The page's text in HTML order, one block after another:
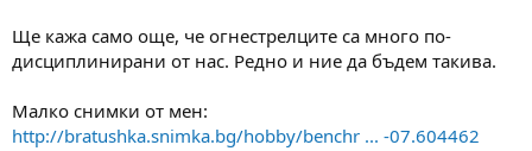
Ще кажа само още, че огнестрелците са много по-
дисциплинирани от нас. Редно и ние да бъдем такива.
Малко снимки от мен:
http://bratushka.snimka.bg/hobby/benchr ... -07.604462